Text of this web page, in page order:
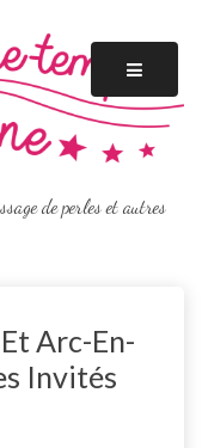
de perles et autres
Arc-En-
Invités